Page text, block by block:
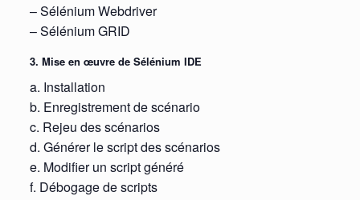
– Sélénium Webdriver
– Sélénium GRID
3. Mise en œuvre de Sélénium IDE
a. Installation
b. Enregistrement de scénario
c. Rejeu des scénarios
d. Générer le script des scénarios
e. Modifier un script généré
f. Débogage de scripts